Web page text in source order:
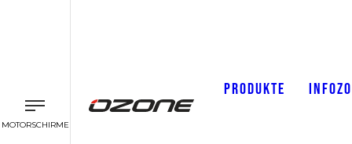
MOTORSCHIRME
PRODUKTE